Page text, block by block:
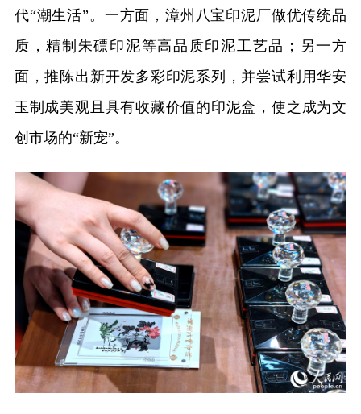
代“潮生活”。一方面，漳州八宝印泥厂做优传统品
质，精制朱磦印泥等高品质印泥工艺品；另一方
面，推陈出新开发多彩印泥系列，并尝试利用华安
玉制成美观且具有收藏价值的印泥盒，使之成为文
创市场的“新宠”。